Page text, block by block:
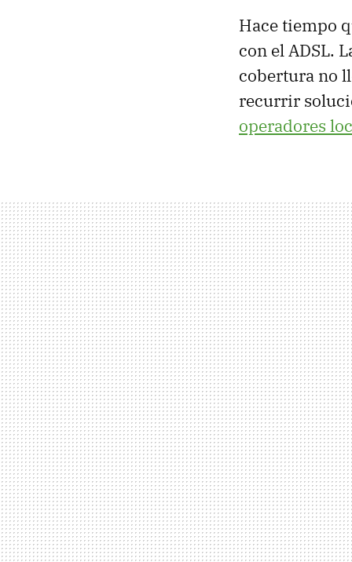
Hace tiempo
con el ADSL.
cobertura no
recurrir
operadores